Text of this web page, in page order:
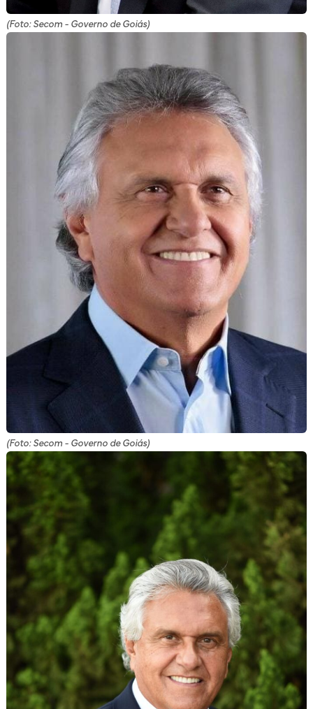
(Foto: Secom - Governo de Goiás)
(Foto: Secom - Governo de Goiás)